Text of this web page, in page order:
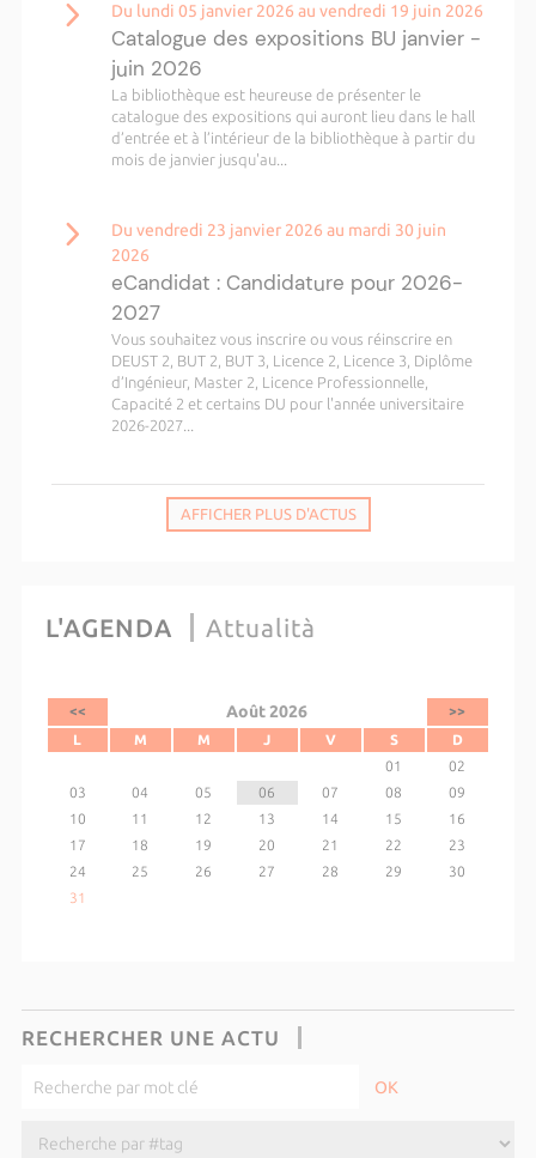
Du lundi 05 janvier 2026 au vendredi 19 juin 2026
Catalogue des expositions BU janvier -
juin 2026
La bibliothèque est heureuse de présenter le
catalogue des expositions qui auront lieu dans le hall
d’entrée et à l’intérieur de la bibliothèque à partir du
mois de janvier jusqu'au...
Du vendredi 23 janvier 2026 au mardi 30 juin
2026
eCandidat : Candidature pour 2026-
2027
Vous souhaitez vous inscrire ou vous réinscrire en
DEUST 2, BUT 2, BUT 3, Licence 2, Licence 3, Diplôme
d’Ingénieur, Master 2, Licence Professionnelle,
Capacité 2 et certains DU pour l'année universitaire
2026-2027...
AFFICHER PLUS D'ACTUS
L'AGENDA Attualità
<< Août 2026
>>
L
M M J V S
D
01
02
03
04 05 06 07 08
09
10
11 12 13 14 15
16
17
18 19 20 21 22
23
24
25 26 27 28 29
30
31
RECHERCHER UNE ACTU